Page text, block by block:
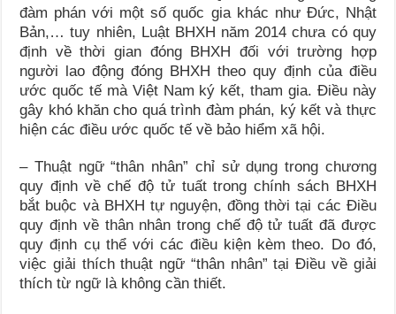
đàm phán với một số quốc gia khác như Đức, Nhật
Bản,… tuy nhiên, Luật BHXH năm 2014 chưa có quy
định về thời gian đóng BHXH đối với trường hợp
người lao động đóng BHXH theo quy định của điều
ước quốc tế mà Việt Nam ký kết, tham gia. Điều này
gây khó khăn cho quá trình đàm phán, ký kết và thực
hiện các điều ước quốc tế về bảo hiểm xã hội.
– Thuật ngữ “thân nhân” chỉ sử dụng trong chương
quy định về chế độ tử tuất trong chính sách BHXH
bắt buộc và BHXH tự nguyện, đồng thời tại các Điều
quy định về thân nhân trong chế độ tử tuất đã được
quy định cụ thể với các điều kiện kèm theo. Do đó,
việc giải thích thuật ngữ “thân nhân” tại Điều về giải
thích từ ngữ là không cần thiết.